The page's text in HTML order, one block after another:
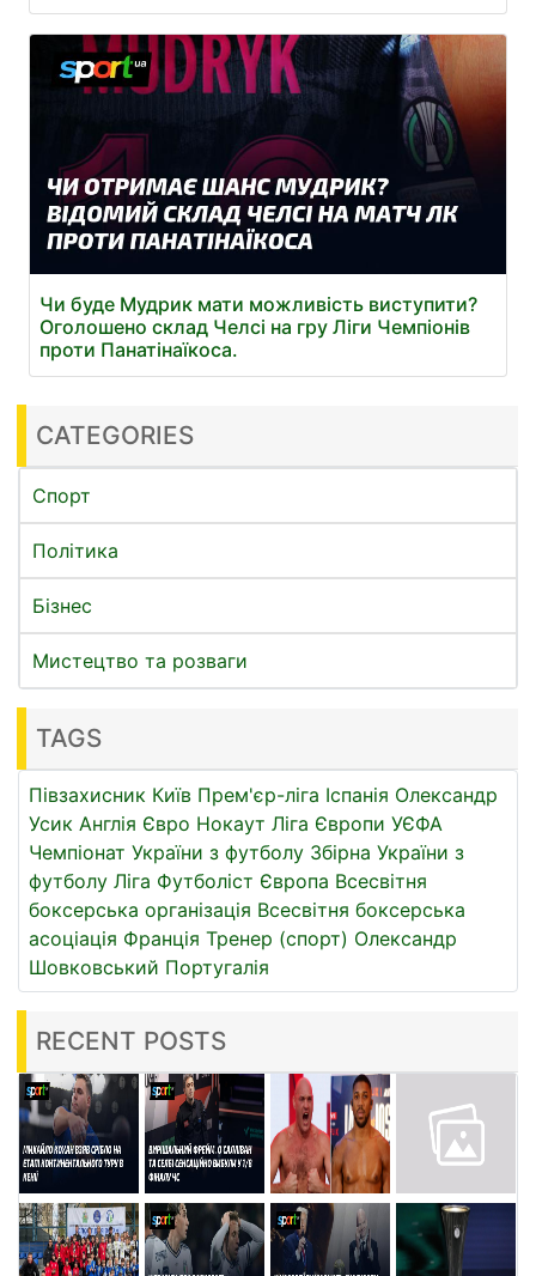
Чи буде Мудрик мати можливість виступити?
Оголошено склад Челсі на гру Ліги Чемпіонів
проти Панатінаїкоса.
CATEGORIES
Спорт
Політика
Бізнес
Мистецтво та розваги
TAGS
Півзахисник Київ Прем'єр-ліга Іспанія Олександр
Усик Англія Євро Нокаут Ліга Європи УЄФА
Чемпіонат України з футболу Збірна України з
футболу Ліга Футболіст Європа Всесвітня
боксерська організація Всесвітня боксерська
асоціація Франція Тренер (спорт) Олександр
Шовковський Португалія
RECENT POSTS